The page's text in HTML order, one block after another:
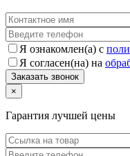
Я ознакомлен(а) с
Я согласен(на) на
×
Гарантия лучшей цены